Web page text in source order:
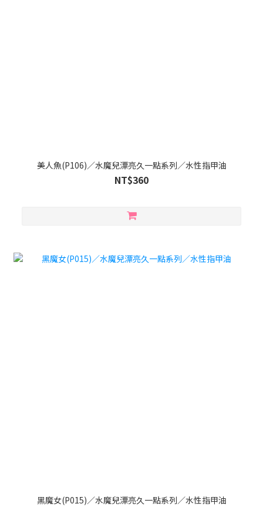
美人魚(P106)／水魔兒漂亮久一點系列／水性指甲油
NT$360
黑魔女(P015)／水魔兒漂亮久一點系列／水性指甲油